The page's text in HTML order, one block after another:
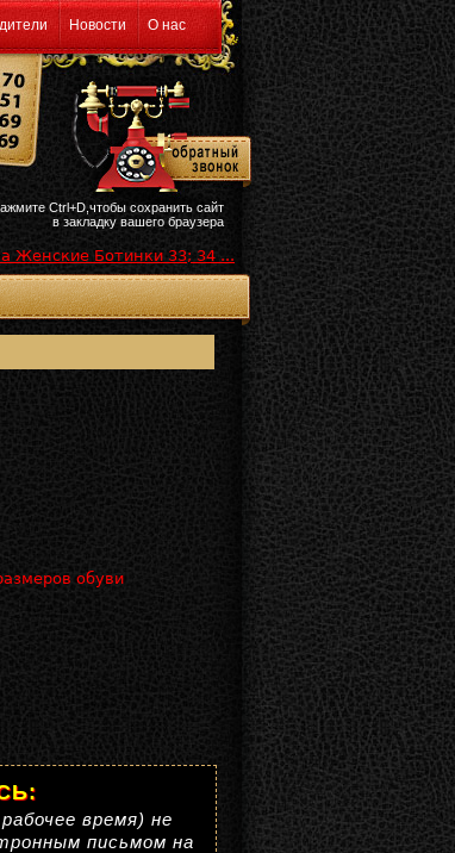
Новости О нас
Ctrl+D,чтобы сохранить сайт
в закладку вашего браузера
Женские Ботинки 33; 34 ...
обуви
время) не
письмом на